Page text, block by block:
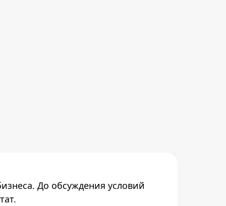
До обсуждения условий